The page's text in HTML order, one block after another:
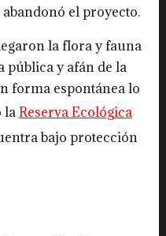
el proyecto.
la flora y fauna
pública y afán de la
forma espontánea lo
laReserva Ecológica
bajo protección